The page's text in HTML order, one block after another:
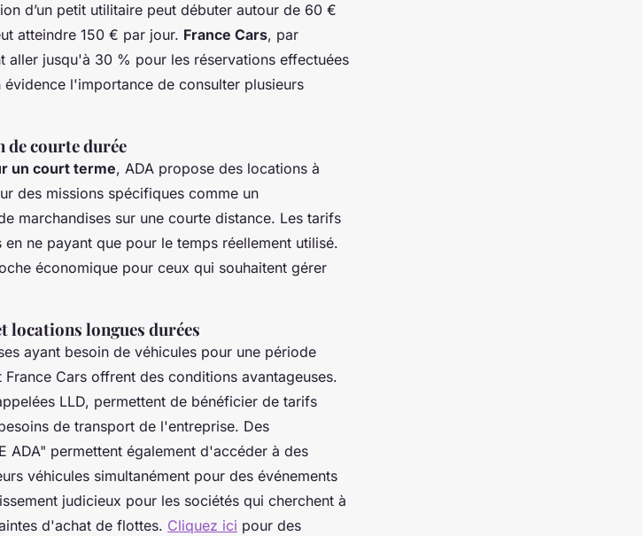
d’un petit utilitaire peut débuter autour de 60 €
atteindre 150 € par jour. France Cars, par
aller jusqu'à 30 % pour les réservations effectuées
l'importance de consulter plusieurs
courte durée
un court terme, ADA propose des locations à
des missions spécifiques comme un
marchandises sur une courte distance. Les tarifs
ne payant que pour le temps réellement utilisé.
économique pour ceux qui souhaitent gérer
locations longues durées
ayant besoin de véhicules pour une période
Cars offrent des conditions avantageuses.
LLD, permettent de bénéficier de tarifs
de transport de l'entreprise. Des
ADA" permettent également d'accéder à des
véhicules simultanément pour des événements
judicieux pour les sociétés qui cherchent à
d'achat de flottes. Cliquez ici pour des